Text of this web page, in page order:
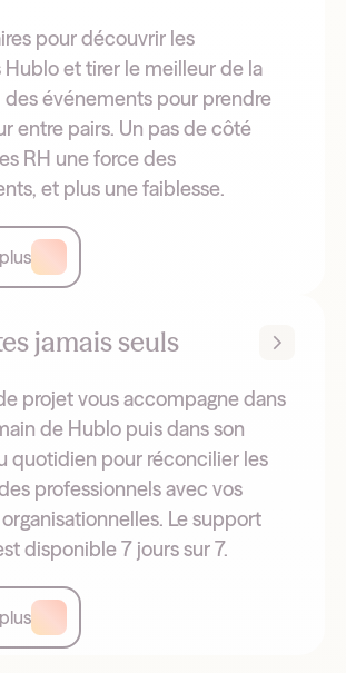
pour découvrir les
Hublo et tirer le meilleur de la
événements pour prendre
entre pairs. Un pas de côté
RH une force des
et plus une faiblesse.
jamais seuls
projet vous accompagne dans
de Hublo puis dans son
quotidien pour réconcilier les
professionnels avec vos
Le support
disponible 7 jours sur 7.